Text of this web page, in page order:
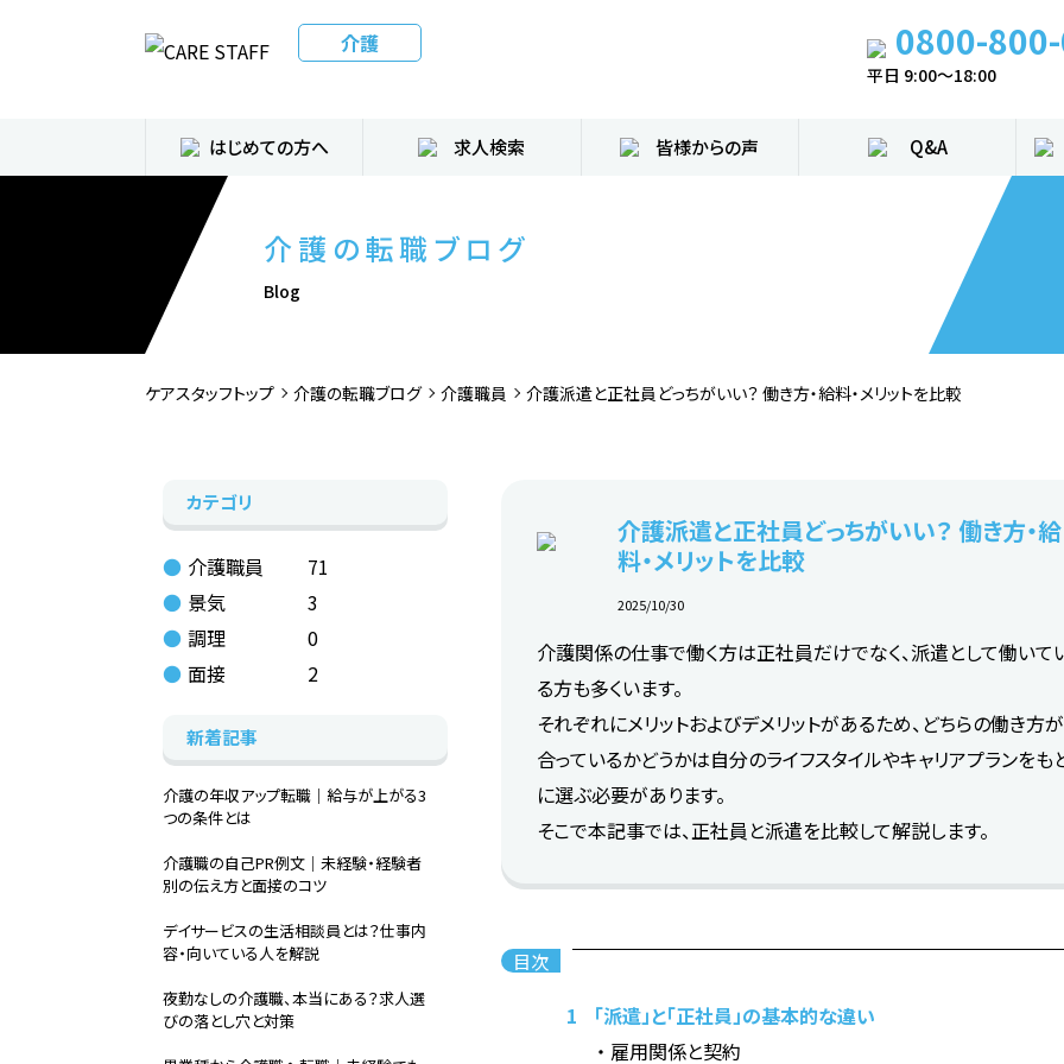
介護 0800-
平日 9:00～18:00
はじめての方へ 求人検索 皆様からの声 Q&A
介護の転職ブログ
Blog
ケアスタッフトップ 介護の転職ブログ 介護職員 介護派遣と正社員どっちがいい？ 働き方・給料・メリットを比較
カテゴリ
介護職員
71
景気
3
調理
0
面接
2
新着記事
介護の年収アップ転職｜給与が上がる3
つの条件とは
介護職の自己PR例文｜未経験・経験者
別の伝え方と面接のコツ
デイサービスの生活相談員とは？仕事内
容・向いている人を解説
夜勤なしの介護職、本当にある？求人選
びの落とし穴と対策
介護派遣と正社員どっちがいい？ 働き方・給
料・メリットを比較
2025/10/30
介護関係の仕事で働く方は正社員だけでなく、派遣として働いて
る方も多くいます。
それぞれにメリットおよびデメリットがあるため、どちらの働き方が
合っているかどうかは自分のライフスタイルやキャリアプランをも
に選ぶ必要があります。
そこで本記事では、正社員と派遣を比較して解説します。
目次
1
「派遣」と「正社員」の基本的な違い
雇用関係と契約